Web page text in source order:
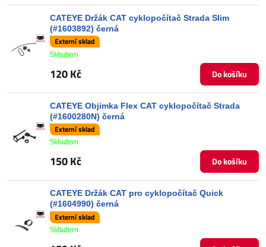
CATEYE Držák CAT cyklopočítač Strada Slim
(#1603892) černá
Externí sklad
Skladem
120 Kč Do košíku
CATEYE Objimka Flex CAT cyklopočítač Strada
(#1600280N) černá
Externí sklad
Skladem
150 Kč Do košíku
CATEYE Držák CAT pro cyklopočítač Quick
(#1604990) černá
Externí sklad
Skladem